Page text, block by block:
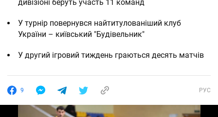
дивізіоні беруть участь 11 команд
У турнір повернувся найтитулованіший клуб
України – київський "Будівельник"
У другий ігровий тиждень граються десять матчів
9 РУС